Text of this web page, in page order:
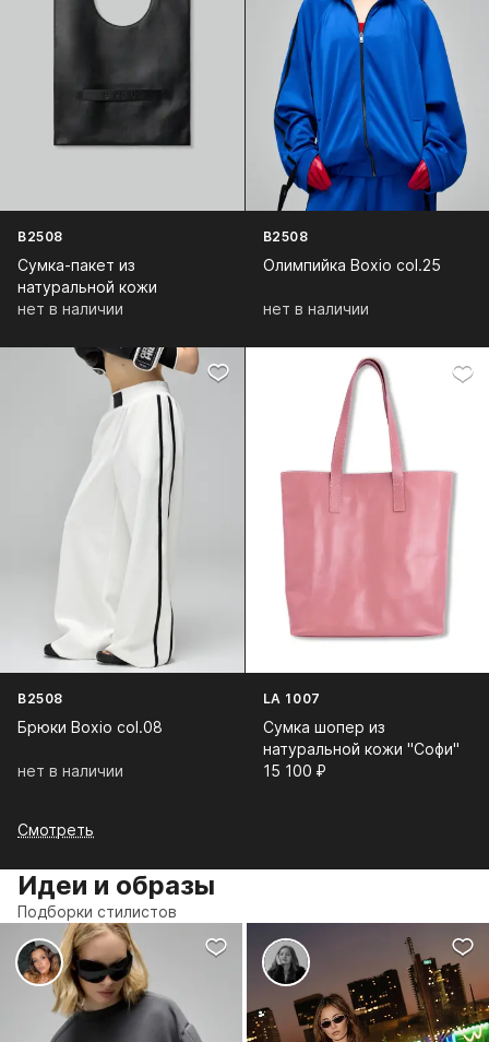
B2508
Сумка-пакет из
натуральной кожи
нет в наличии
B2508
Олимпийка Boxio col.25
нет в наличии
B2508
Брюки Boxio col.08
нет в наличии
LA 1007
Сумка шопер из
натуральной кожи "Софи"
15 100⁠ ⁠₽
Смотреть
Идеи и образы
Подборки стилистов